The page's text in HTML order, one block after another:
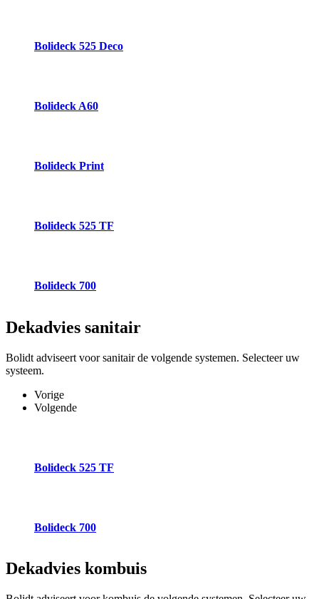
Bolideck 525 Deco
Bolideck A60
Bolideck Print
Bolideck 525 TF
Bolideck 700
Dekadvies sanitair
Bolidt adviseert voor sanitair de volgende systemen. Selecteer uw
systeem.
Vorige
Volgende
Bolideck 525 TF
Bolideck 700
Dekadvies kombuis